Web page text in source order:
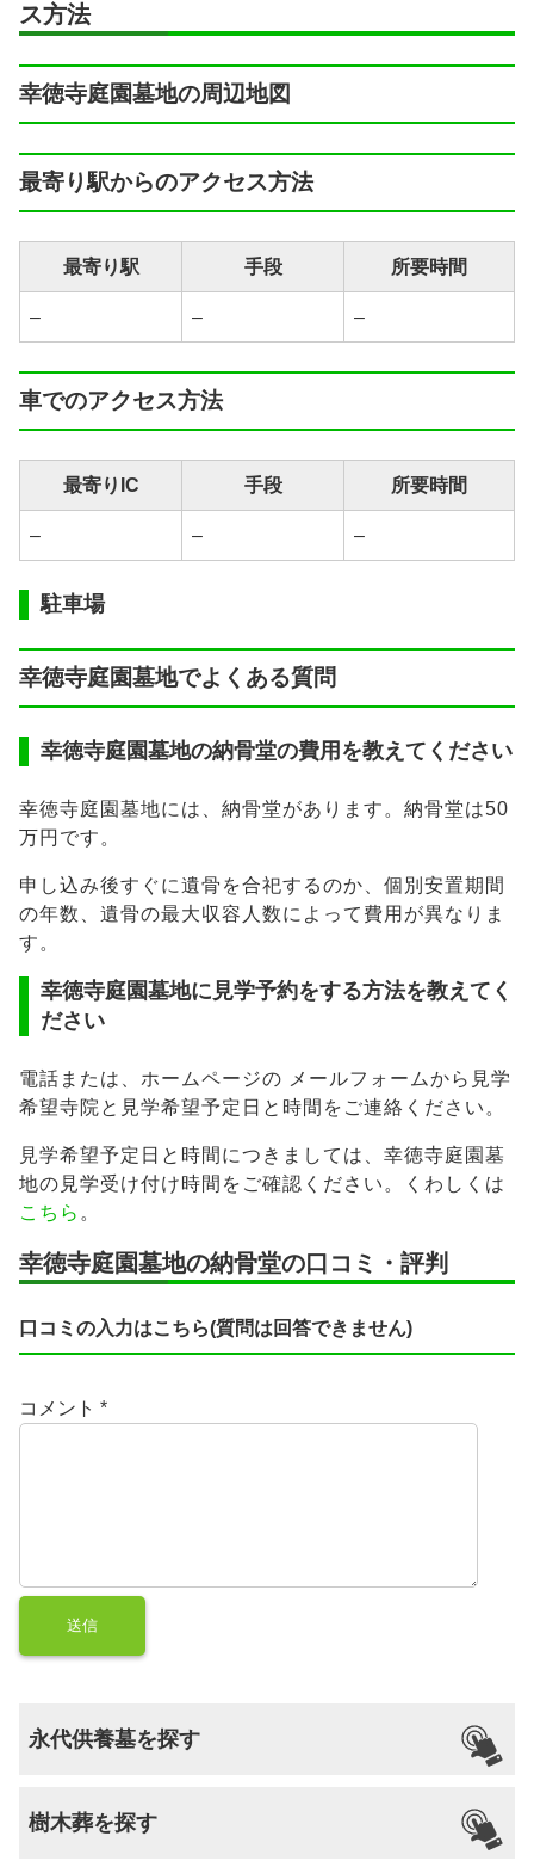
ス方法
幸徳寺庭園墓地の周辺地図
最寄り駅からのアクセス方法
最寄り駅 手段 所要時間
– – –
車でのアクセス方法
最寄りIC 手段 所要時間
– – –
駐車場
幸徳寺庭園墓地でよくある質問
幸徳寺庭園墓地の納骨堂の費用を教えてください
幸徳寺庭園墓地には、納骨堂があります。納骨堂は50
万円です。
申し込み後すぐに遺骨を合祀するのか、個別安置期間
の年数、遺骨の最大収容人数によって費用が異なりま
す。
幸徳寺庭園墓地に見学予約をする方法を教えてく
ださい
電話または、ホームページの メールフォームから見学
希望寺院と見学希望予定日と時間をご連絡ください。
見学希望予定日と時間につきましては、幸徳寺庭園墓
地の見学受け付け時間をご確認ください。くわしくは
こちら 。
幸徳寺庭園墓地の納骨堂の口コミ・評判
口コミの入力はこちら(質問は回答できません)
コメント *
永代供養墓を探す
樹木葬を探す